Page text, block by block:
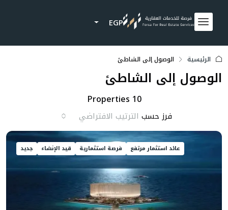
EGP
الرئيسية الوصول إلى الشاطئ
الوصول إلى الشاطئ
10 Properties
فرز حسب الترتيب الافتراضي
عائد استثمار مرتفع فرصة استثمارية قيد الإنشاء جديد